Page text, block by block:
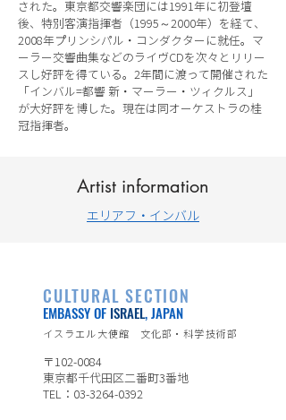
された。東京都交響楽団には1991年に初登壇
後、特別客演指揮者（1995～2000年）を経て、
2008年プリンシパル・コンダクターに就任。マ
ーラー交響曲集などのライヴCDを次々とリリー
スし好評を得ている。2年間に渡って開催された
「インバル=都響 新・マーラー・ツィクルス」
が大好評を博した。現在は同オーケストラの桂
冠指揮者。
Artist information
エリアフ・インバル
CULTURAL SECTION
EMBASSY OF ISRAEL, JAPAN
イスラエル大使館 文化部・科学技術部
〒102-0084
東京都千代田区二番町3番地
TEL：03-3264-0392